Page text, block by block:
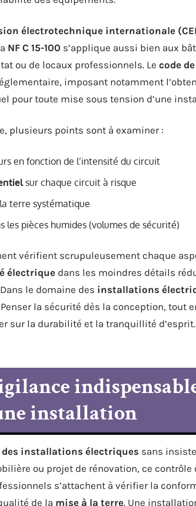
électrotechnique internationale
NF C 15-100 s’applique aussi bien aux
ou de locaux professionnels. Le code
imposant notamment
pour toute mise sous tension d’une
plusieurs points sont à examiner :
en fonction de l’intensité du circuit
sur chaque circuit à risque
terre systématique
les pièces humides (volumes de sécurité)
vérifient scrupuleusement chaque
électrique dans les moindres détails
le domaine des installations
la sécurité dès la conception, tout
sur la durabilité et la tranquillité d’esprit.
installation
installations électriques sans
ou projet de rénovation, ce
s’attachent à vérifier la
de la mise à la terre. Une